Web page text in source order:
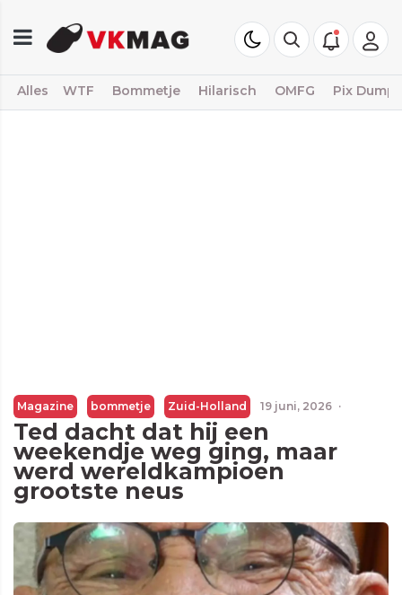
Alles WTF Bommetje Hilarisch OMFG Pix Dump
Magazine bommetje Zuid-Holland 19 juni, 2026 ·
Ted dacht dat hij een
weekendje weg ging, maar
werd wereldkampioen
grootste neus